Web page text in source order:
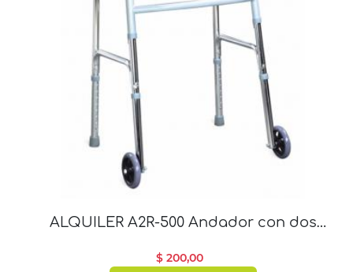
ALQUILER A2R-500 Andador con dos
$ 200,00